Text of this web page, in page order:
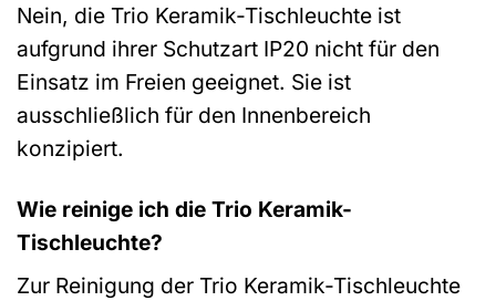
Nein, die Trio Keramik-Tischleuchte ist
aufgrund ihrer Schutzart IP20 nicht für den
Einsatz im Freien geeignet. Sie ist
ausschließlich für den Innenbereich
konzipiert.
Wie reinige ich die Trio Keramik-
Tischleuchte?
Zur Reinigung der Trio Keramik-Tischleuchte